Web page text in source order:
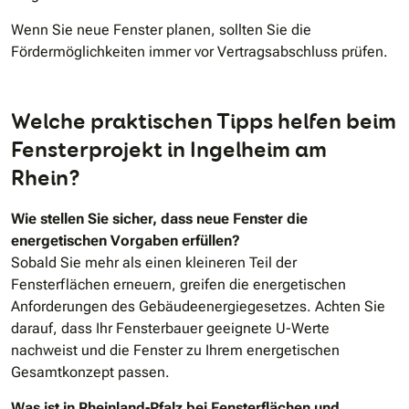
Wenn Sie neue Fenster planen, sollten Sie die
Fördermöglichkeiten immer vor Vertragsabschluss prüfen.
Welche praktischen Tipps helfen beim
Fensterprojekt in Ingelheim am
Rhein?
Wie stellen Sie sicher, dass neue Fenster die
energetischen Vorgaben erfüllen?
Sobald Sie mehr als einen kleineren Teil der
Fensterflächen erneuern, greifen die energetischen
Anforderungen des Gebäudeenergiegesetzes. Achten Sie
darauf, dass Ihr Fensterbauer geeignete U-Werte
nachweist und die Fenster zu Ihrem energetischen
Gesamtkonzept passen.